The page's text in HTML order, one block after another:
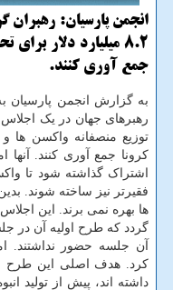
انجمن پارسیان:
8.2 میلیارد دلار
جمع آوری كنند.
به گزارش انجمن پارسیان
توزیع منصفانه واکسن ها
کرونا جمع آوری کنند. آنها
اشتراک گذاشته شود تا
فقیرتر نیز ساخته شوند.
ها بهره نمی برند. این
آن جلسه حضور نداشتند.
داشته اند، پیش از تولید